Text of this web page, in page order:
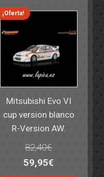
6,00€.4,50€.
¡Oferta!
Mitsubishi Evo VI
cup version blanco
R-Version AW.
82,40€
El
59,95€El